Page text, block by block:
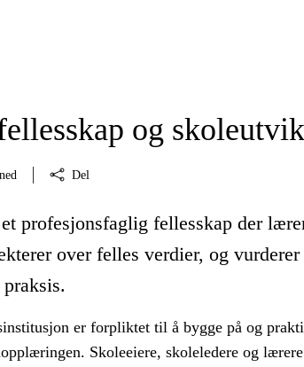
og
Del
profesjonsfaglig fellesskap der
over felles verdier, og vurderer
er forpliktet til å bygge på og
Skoleeiere, skoleledere og